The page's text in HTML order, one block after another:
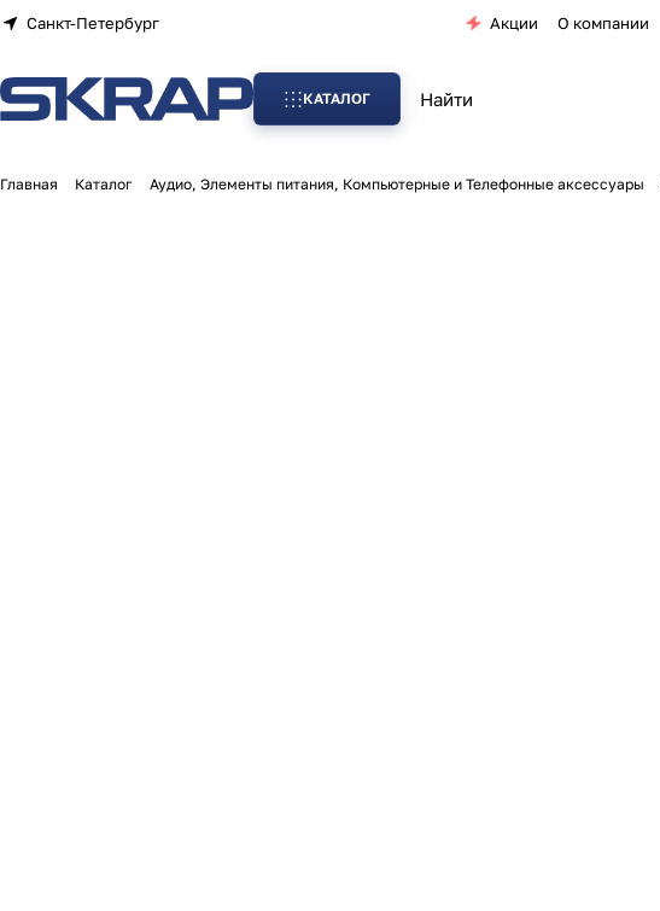
Санкт-Петербург Акции О компании
КАТАЛОГ
Главная Каталог Аудио, Элементы питания, Компьютерные и Телефонные аксессуары